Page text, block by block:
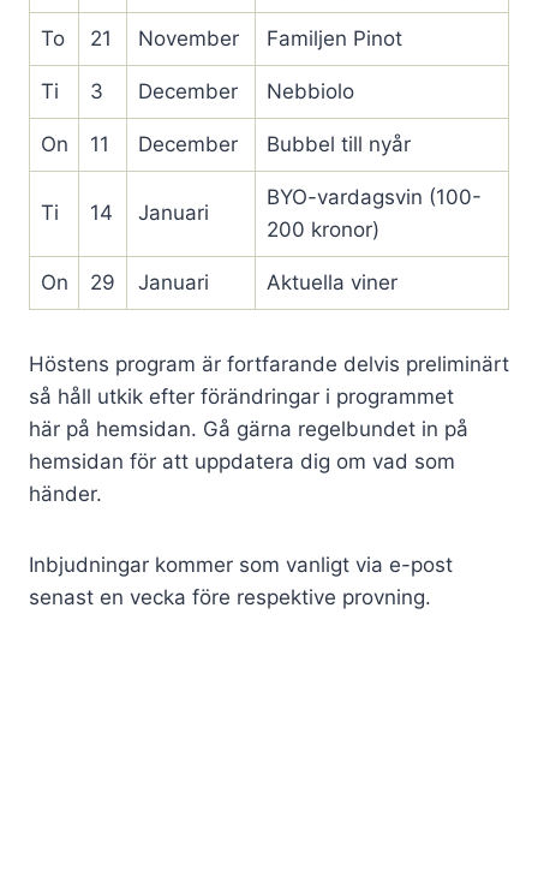
To 21 November Familjen Pinot
Ti 3 December Nebbiolo
On 11 December Bubbel till nyår
Ti 14 Januari
BYO-vardagsvin (100-
200 kronor)
On 29 Januari Aktuella viner
Höstens program är fortfarande delvis preliminärt
så håll utkik efter förändringar i programmet
här på hemsidan. Gå gärna regelbundet in på
hemsidan för att uppdatera dig om vad som
händer.
Inbjudningar kommer som vanligt via e-post
senast en vecka före respektive provning.